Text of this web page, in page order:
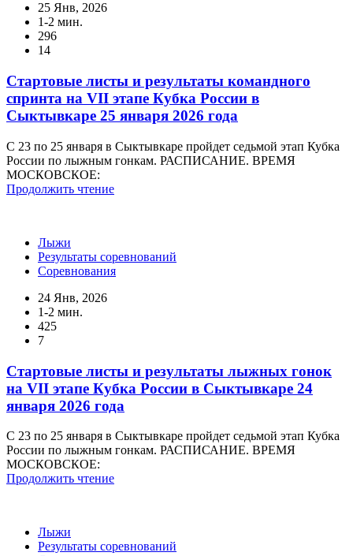
25 Янв, 2026
1-2 мин.
296
14
Стартовые листы и результаты командного
спринта на VII этапе Кубка России в
Сыктывкаре 25 января 2026 года
С 23 по 25 января в Сыктывкаре пройдет седьмой этап Кубка
России по лыжным гонкам. РАСПИСАНИЕ. ВРЕМЯ
МОСКОВСКОЕ:
Продолжить чтение
Лыжи
Результаты соревнований
Соревнования
24 Янв, 2026
1-2 мин.
425
7
Стартовые листы и результаты лыжных гонок
на VII этапе Кубка России в Сыктывкаре 24
января 2026 года
С 23 по 25 января в Сыктывкаре пройдет седьмой этап Кубка
России по лыжным гонкам. РАСПИСАНИЕ. ВРЕМЯ
МОСКОВСКОЕ:
Продолжить чтение
Лыжи
Результаты соревнований